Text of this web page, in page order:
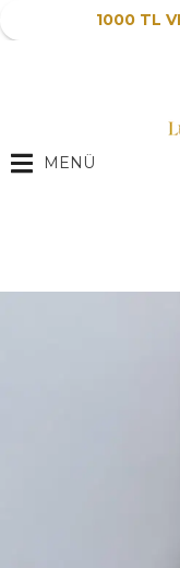
1000 TL
MENÜ